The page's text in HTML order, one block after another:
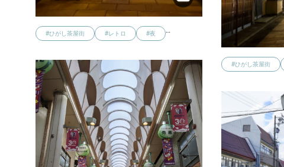
#ひがし茶屋街 #レトロ #夜
#ひがし茶屋街